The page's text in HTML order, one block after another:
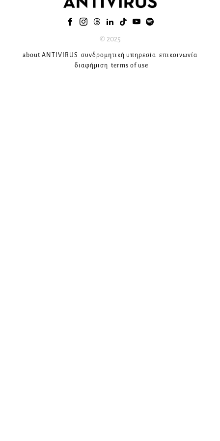
© 2025
about ANTIVIRUS συνδρομητική υπηρεσία επικοινωνία
διαφήμιση terms of use